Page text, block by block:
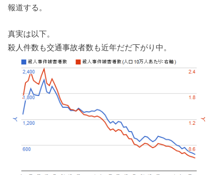
報道する。
真実は以下。
殺人件数も交通事故者数も近年だだ下がり中。